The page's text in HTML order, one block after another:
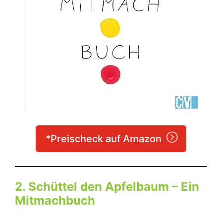
*Preischeck auf Amazon
2. Schüttel den Apfelbaum – Ein
Mitmachbuch